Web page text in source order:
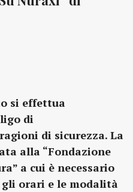
si effettua
di
di sicurezza. La
alla “Fondazione
a cui è necessario
orari e le modalità